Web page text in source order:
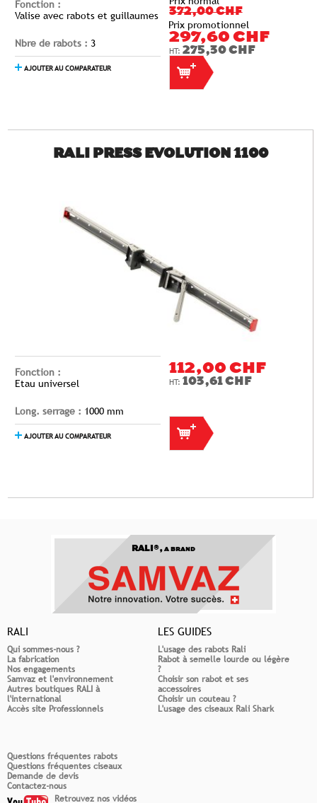
Fonction :
Valise avec rabots et guillaumes
Nbre de rabots : 3
AJOUTER AU COMPARATEUR
372,00 CHF
Prix promotionnel
297,60 CHF
275,30 CHF
RALI PRESS EVOLUTION 1100
Fonction :
Etau universel
Long. serrage : 1000 mm
AJOUTER AU COMPARATEUR
112,00 CHF
103,61 CHF
RALI®,A BRAND
RALI
Qui sommes-nous ?
La fabrication
Nos engagements
Samvaz et l'environnement
Autres boutiques RALI à
l'international
Accès site Professionnels
LES GUIDES
L'usage des rabots Rali
Rabot à semelle lourde ou légère
?
Choisir son rabot et ses
accessoires
Choisir un couteau ?
L'usage des ciseaux Rali Shark
Questions fréquentes rabots
Questions fréquentes ciseaux
Demande de devis
Contactez-nous
Retrouvez nos vidéos